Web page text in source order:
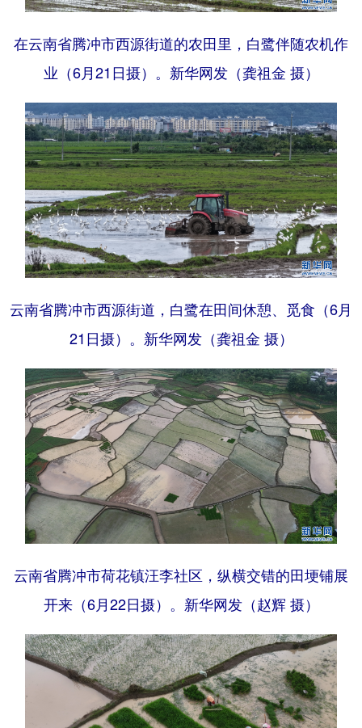
在云南省腾冲市西源街道的农田里，白鹭伴随农机作
业（6月21日摄）。新华网发（龚祖金 摄）
云南省腾冲市西源街道，白鹭在田间休憩、觅食（6月
21日摄）。新华网发（龚祖金 摄）
云南省腾冲市荷花镇汪李社区，纵横交错的田埂铺展
开来（6月22日摄）。新华网发（赵辉 摄）